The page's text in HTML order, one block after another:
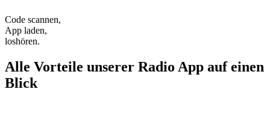
Code scannen,
App laden,
loshören.
Alle Vorteile unserer Radio App auf einen
Blick